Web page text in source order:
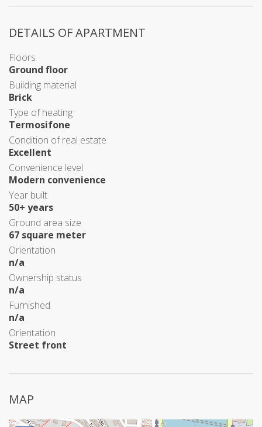
DETAILS OF APARTMENT
Floors
Ground floor
Building material
Brick
Type of heating
Termosifone
Condition of real estate
Excellent
Convenience level
Modern convenience
Year built
50+ years
Ground area size
67 square meter
Orientation
n/a
Ownership status
n/a
Furnished
n/a
Orientation
Street front
MAP